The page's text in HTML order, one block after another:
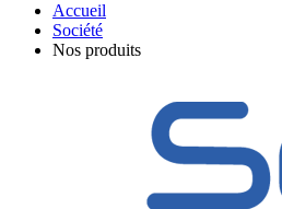
Accueil
Société
Nos produits